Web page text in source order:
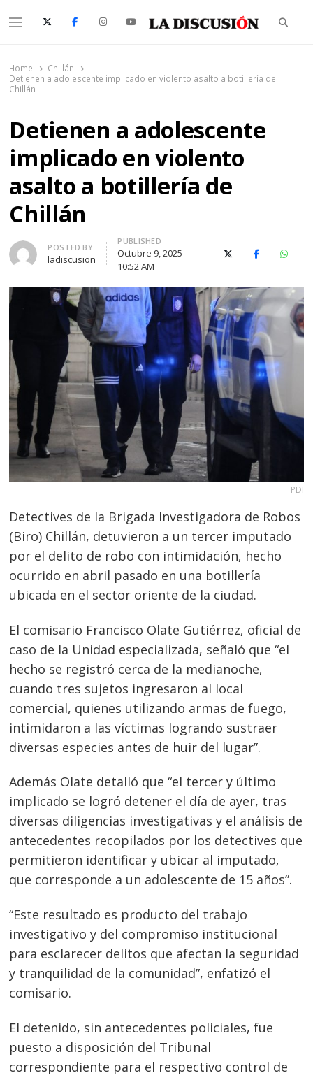
Menu
Home
Chillán
Detienen a adolescente implicado en violento asalto a botillería de
Chillán
Detienen a adolescente
implicado en violento
asalto a botillería de
Chillán
Author
POSTED BY
ladiscusion
PUBLISHED
Octubre 9, 2025
10:52 AM
X (Twitter)Facebook
PDI
Detectives de la Brigada Investigadora de Robos
(Biro) Chillán, detuvieron a un tercer imputado
por el delito de robo con intimidación, hecho
ocurrido en abril pasado en una botillería
ubicada en el sector oriente de la ciudad.
El comisario Francisco Olate Gutiérrez, oficial de
caso de la Unidad especializada, señaló que “el
hecho se registró cerca de la medianoche,
cuando tres sujetos ingresaron al local
comercial, quienes utilizando armas de fuego,
intimidaron a las víctimas logrando sustraer
diversas especies antes de huir del lugar”.
Además Olate detalló que “el tercer y último
implicado se logró detener el día de ayer, tras
diversas diligencias investigativas y el análisis de
antecedentes recopilados por los detectives que
permitieron identificar y ubicar al imputado,
que corresponde a un adolescente de 15 años”.
“Este resultado es producto del trabajo
investigativo y del compromiso institucional
para esclarecer delitos que afectan la seguridad
y tranquilidad de la comunidad”, enfatizó el
comisario.
El detenido, sin antecedentes policiales, fue
puesto a disposición del Tribunal
correspondiente para el respectivo control de
Navegación
de
entradas